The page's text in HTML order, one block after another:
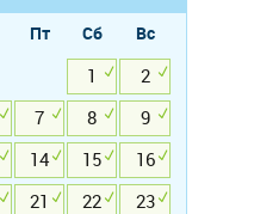
Пт Сб
Вс
1
2
7 8
9
14 15
16
21 22
23